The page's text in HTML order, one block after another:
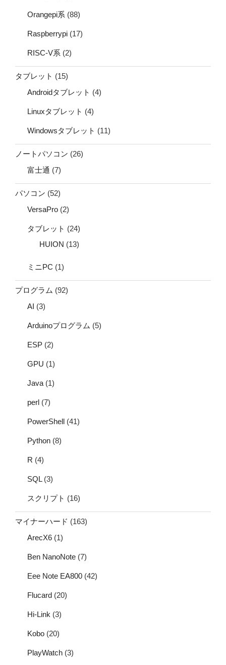
Orangepi系 (88)
Raspberrypi (17)
RISC-V系 (2)
タブレット (15)
Androidタブレット (4)
Linuxタブレット (4)
Windowsタブレット (11)
ノートパソコン (26)
富士通 (7)
パソコン (52)
VersaPro (2)
タブレット (24)
HUION (13)
ミニPC (1)
プログラム (92)
AI (3)
Arduinoプログラム (5)
ESP (2)
GPU (1)
Java (1)
perl (7)
PowerShell (41)
Python (8)
R (4)
SQL(3)
スクリプト (16)
マイナーハード (163)
ArecX6 (1)
Ben NanoNote (7)
Eee Note EA800 (42)
Flucard (20)
Hi-Link (3)
Kobo (20)
PlayWatch (3)